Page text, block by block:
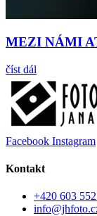
MEZI NÁMI
číst dál
Facebook Instagram
Kontakt
+420 603